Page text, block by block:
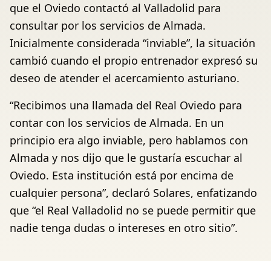
que el Oviedo contactó al Valladolid para
consultar por los servicios de Almada.
Inicialmente considerada “inviable”, la situación
cambió cuando el propio entrenador expresó su
deseo de atender el acercamiento asturiano.
“Recibimos una llamada del Real Oviedo para
contar con los servicios de Almada. En un
principio era algo inviable, pero hablamos con
Almada y nos dijo que le gustaría escuchar al
Oviedo. Esta institución está por encima de
cualquier persona”, declaró Solares, enfatizando
que “el Real Valladolid no se puede permitir que
nadie tenga dudas o intereses en otro sitio”.